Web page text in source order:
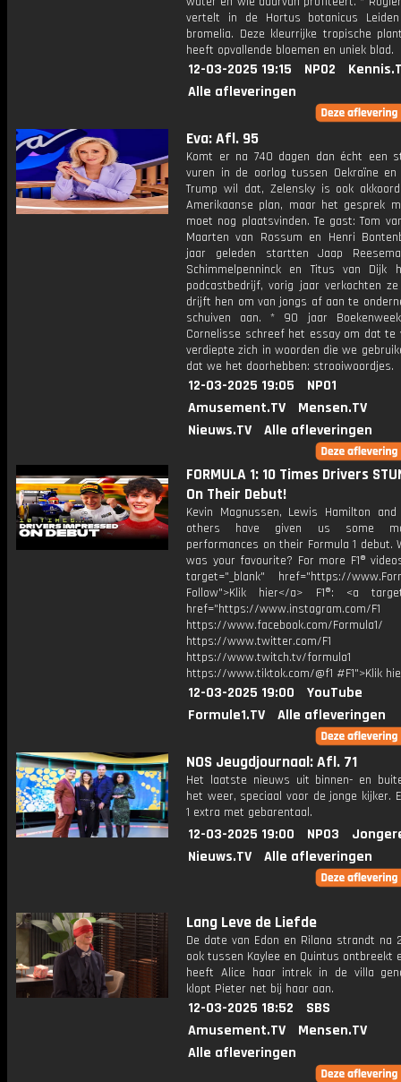
vertelt in de Hortus botanicus
bromelia. Deze kleurrijke tropische
heeft opvallende bloemen en uniek blad.
12-03-2025 19:15 NPO2
Alle afleveringen
Eva: Afl. 95
Komt er na 740 dagen dan écht een
vuren in de oorlog tussen Oekraïne en
Trump wil dat, Zelensky is ook
Amerikaanse plan, maar het gesprek
moet nog plaatsvinden. Te gast: Tom
Maarten van Rossum en Henri
jaar geleden startten Jaap
Schimmelpenninck en Titus van Dijk
podcastbedrijf, vorig jaar verkochten
drijft hen om van jongs af aan te
schuiven aan. * 90 jaar
Cornelisse schreef het essay om dat te
verdiepte zich in woorden die we
dat we het doorhebben: strooiwoordjes.
12-03-2025 19:05
NPO1
Amusement.TV
Mensen.TV
Nieuws.TV
Alle afleveringen
FORMULA 1: 10 Times Drivers
On Their Debut!
Kevin Magnussen, Lewis Hamilton
others have given us some
performances on their Formula 1 debut.
was your favourite? For more F1®
target="_blank" href="https://
Follow">Klik hier</a> F1®: <a
href="https://www.instagram.com/F1
https://www.facebook.com/Formula1/
https://www.twitter.com/F1
https://www.twitch.tv/formula1
https://www.tiktok.com/@f1 #F1">Klik
12-03-2025 19:00
YouTube
Formule1.TV
Alle afleveringen
NOS Jeugdjournaal: Afl. 71
Het laatste nieuws uit binnen- en
het weer, speciaal voor de jonge kijker.
1 extra met gebarentaal.
12-03-2025 19:00 NPO3
Nieuws.TV
Alle afleveringen
Lang Leve de Liefde
De date van Edon en Rilana strandt na
ook tussen Kaylee en Quintus ontbreekt
heeft Alice haar intrek in de villa
klopt Pieter net bij haar aan.
12-03-2025 18:52
SBS
Amusement.TV
Mensen.TV
Alle afleveringen